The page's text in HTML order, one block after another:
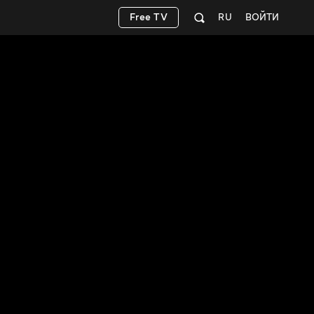
ВОЙТИ
RU
Free TV